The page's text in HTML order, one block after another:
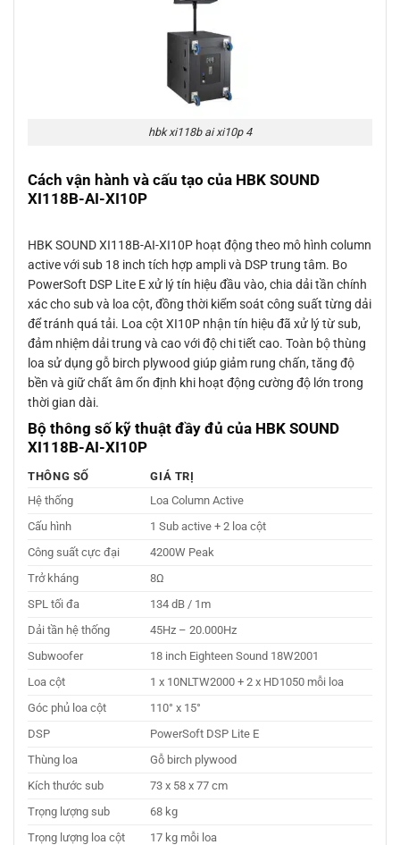
hbk xi118b ai xi10p 4
Cách vận hành và cấu tạo của HBK SOUND
XI118B-AI-XI10P
HBK SOUND XI118B-AI-XI10P hoạt động theo mô hình column
active với sub 18 inch tích hợp ampli và DSP trung tâm. Bo
PowerSoft DSP Lite E xử lý tín hiệu đầu vào, chia dải tần chính
xác cho sub và loa cột, đồng thời kiểm soát công suất từng dải
để tránh quá tải. Loa cột XI10P nhận tín hiệu đã xử lý từ sub,
đảm nhiệm dải trung và cao với độ chi tiết cao. Toàn bộ thùng
loa sử dụng gỗ birch plywood giúp giảm rung chấn, tăng độ
bền và giữ chất âm ổn định khi hoạt động cường độ lớn trong
thời gian dài.
Bộ thông số kỹ thuật đầy đủ của HBK SOUND
XI118B-AI-XI10P
THÔNG SỐ
GIÁ TRỊ
Hệ thống
Loa Column Active
Cấu hình
1 Sub active + 2 loa cột
Công suất cực đại
4200W Peak
Trở kháng
8Ω
SPL tối đa
134 dB / 1m
Dải tần hệ thống
45Hz – 20.000Hz
Subwoofer
18 inch Eighteen Sound 18W2001
Loa cột
1 x 10NLTW2000 + 2 x HD1050 mỗi loa
Góc phủ loa cột
110° x 15°
DSP
PowerSoft DSP Lite E
Thùng loa
Gỗ birch plywood
Kích thước sub
73 x 58 x 77 cm
Trọng lượng sub
68 kg
Trọng lượng loa cột
17 kg mỗi loa